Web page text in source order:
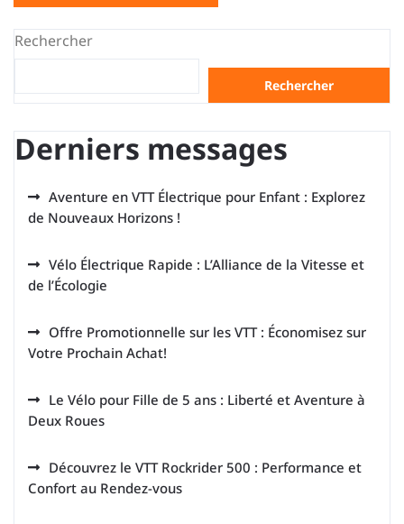
Rechercher
Rechercher
Derniers messages
Aventure en VTT Électrique pour Enfant : Explorez
de Nouveaux Horizons !
Vélo Électrique Rapide : L’Alliance de la Vitesse et
de l’Écologie
Offre Promotionnelle sur les VTT : Économisez sur
Votre Prochain Achat!
Le Vélo pour Fille de 5 ans : Liberté et Aventure à
Deux Roues
Découvrez le VTT Rockrider 500 : Performance et
Confort au Rendez-vous